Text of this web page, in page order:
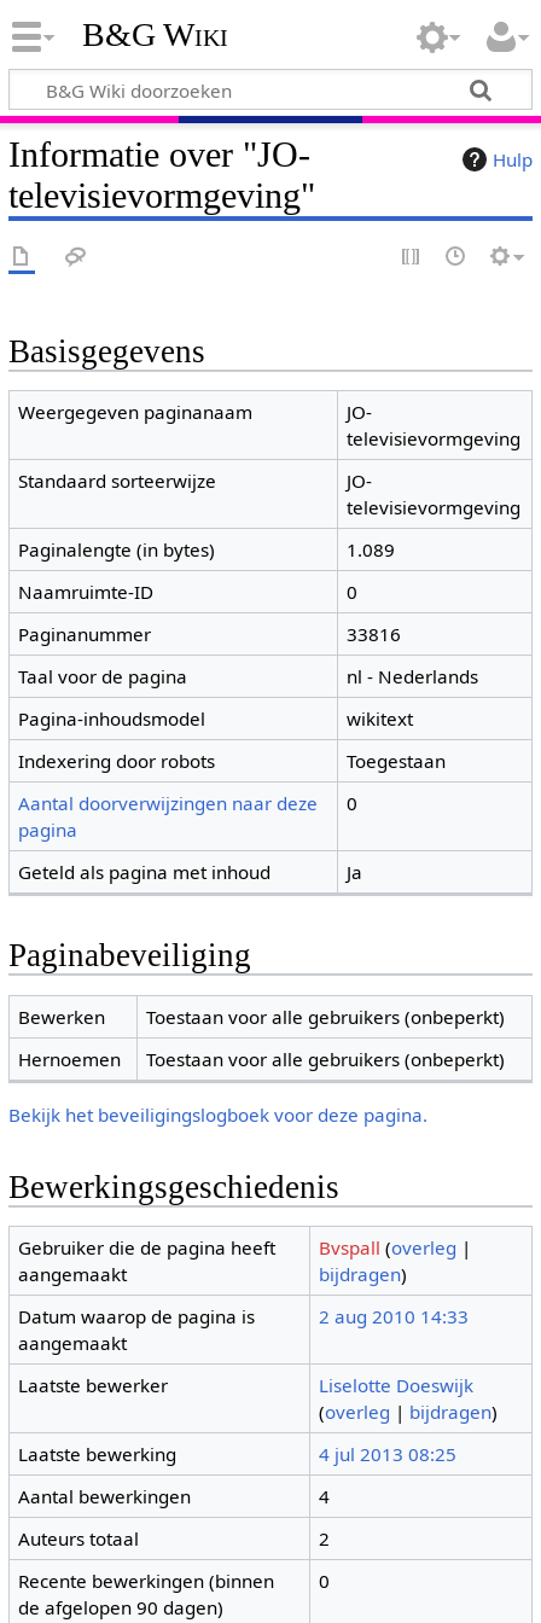
B&G Wiki
Hulp
Informatie over "JO-
televisievormgeving"
Basisgegevens
Weergegeven paginanaam
JO-
televisievormgeving
Standaard sorteerwijze
JO-
televisievormgeving
Paginalengte (in bytes)
1.089
Naamruimte-ID
0
Paginanummer
33816
Taal voor de pagina
nl - Nederlands
Pagina-inhoudsmodel
wikitext
Indexering door robots
Toegestaan
Aantal doorverwijzingen naar deze
pagina
0
Geteld als pagina met inhoud Ja
Paginabeveiliging
Bewerken
Toestaan voor alle gebruikers (onbeperkt)
Hernoemen
Toestaan voor alle gebruikers (onbeperkt)
Bekijk het beveiligingslogboek voor deze pagina.
Bewerkingsgeschiedenis
Gebruiker die de pagina heeft
aangemaakt
Bvspall (overleg |
bijdragen)
Datum waarop de pagina is
aangemaakt
2 aug 2010 14:33
Laatste bewerker
Liselotte Doeswijk
(overleg | bijdragen)
Laatste bewerking
4 jul 2013 08:25
Aantal bewerkingen
4
Auteurs totaal
2
Recente bewerkingen (binnen
de afgelopen 90 dagen)
0